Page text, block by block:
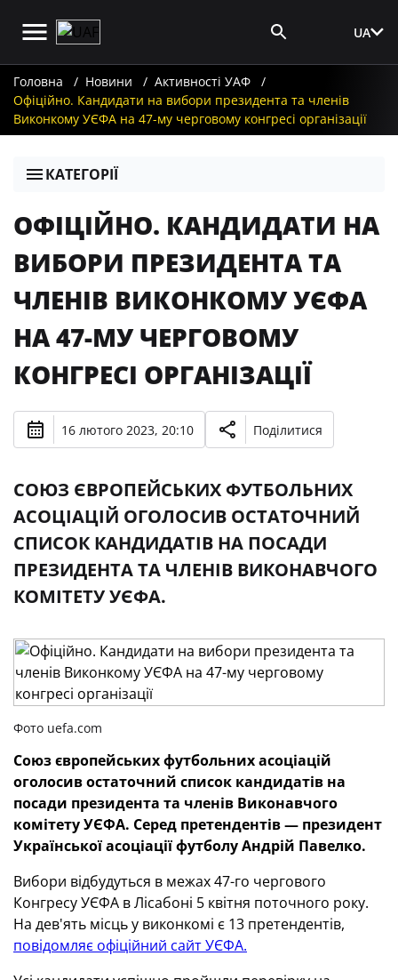
UA
Головна Новини
Активності УАФ
Офіційно. Кандидати на вибори президента та членів
Виконкому УЄФА на 47-му черговому конгресі організації
КАТЕГОРІЇ
ОФІЦІЙНО. КАНДИДАТИ НА
ВИБОРИ ПРЕЗИДЕНТА ТА
ЧЛЕНІВ ВИКОНКОМУ УЄФА
НА 47-МУ ЧЕРГОВОМУ
КОНГРЕСІ ОРГАНІЗАЦІЇ
16 лютого 2023, 20:10 Поділитися
СОЮЗ ЄВРОПЕЙСЬКИХ ФУТБОЛЬНИХ
АСОЦІАЦІЙ ОГОЛОСИВ ОСТАТОЧНИЙ
СПИСОК КАНДИДАТІВ НА ПОСАДИ
ПРЕЗИДЕНТА ТА ЧЛЕНІВ ВИКОНАВЧОГО
КОМІТЕТУ УЄФА.
Фото uefa.com
Союз європейських футбольних асоціацій
оголосив остаточний список кандидатів на
посади президента та членів Виконавчого
комітету УЄФА. Серед претендентів — президент
Української асоціації футболу Андрій Павелко.
Вибори відбудуться в межах 47-го чергового
Конгресу УЄФА в Лісабоні 5 квітня поточного року.
На дев'ять місць у виконкомі є 13 претендентів,
повідомляє офіційний сайт УЄФА.